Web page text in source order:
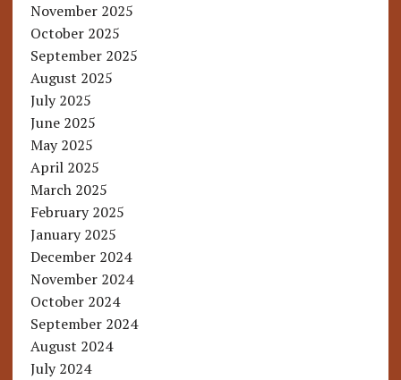
November 2025
October 2025
September 2025
August 2025
July 2025
June 2025
May 2025
April 2025
March 2025
February 2025
January 2025
December 2024
November 2024
October 2024
September 2024
August 2024
July 2024